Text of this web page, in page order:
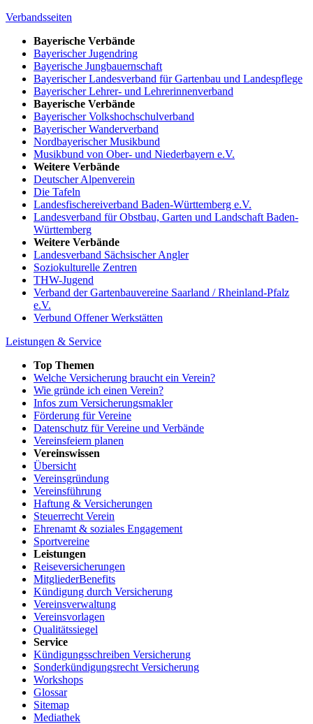
Verbandsseiten
Bayerische Verbände
Bayerischer Jugendring
Bayerische Jungbauernschaft
Bayerischer Landesverband für Gartenbau und Landespflege
Bayerischer Lehrer- und Lehrerinnenverband
Bayerische Verbände
Bayerischer Volkshochschulverband
Bayerischer Wanderverband
Nordbayerischer Musikbund
Musikbund von Ober- und Niederbayern e.V.
Weitere Verbände
Deutscher Alpenverein
Die Tafeln
Landesfischereiverband Baden-Württemberg e.V.
Landesverband für Obstbau, Garten und Landschaft Baden-
Württemberg
Weitere Verbände
Landesverband Sächsischer Angler
Soziokulturelle Zentren
THW-Jugend
Verband der Gartenbauvereine Saarland / Rheinland-Pfalz
e.V.
Verbund Offener Werkstätten
Leistungen & Service
Top Themen
Welche Versicherung braucht ein Verein?
Wie gründe ich einen Verein?
Infos zum Versicherungsmakler
Förderung für Vereine
Datenschutz für Vereine und Verbände
Vereinsfeiern planen
Vereinswissen
Übersicht
Vereinsgründung
Vereinsführung
Haftung & Versicherungen
Steuerrecht Verein
Ehrenamt & soziales Engagement
Sportvereine
Leistungen
Reiseversicherungen
MitgliederBenefits
Kündigung durch Versicherung
Vereinsverwaltung
Vereinsvorlagen
Qualitätssiegel
Service
Kündigungsschreiben Versicherung
Sonderkündigungsrecht Versicherung
Workshops
Glossar
Sitemap
Mediathek